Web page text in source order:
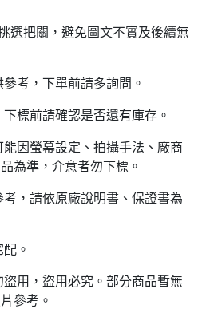
選把關，避免圖文不實及後續無
考，下單前請多詢問。
標前請確認是否還有庫存。
因螢幕設定、拍攝手法、廠商
為準，介意者勿下標。
，請依原廠說明書、保證書為
。
用，盜用必究。部分商品暫無
參考。